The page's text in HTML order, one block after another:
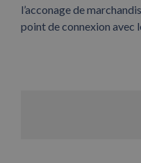
l’acconage de
point de connexion avec